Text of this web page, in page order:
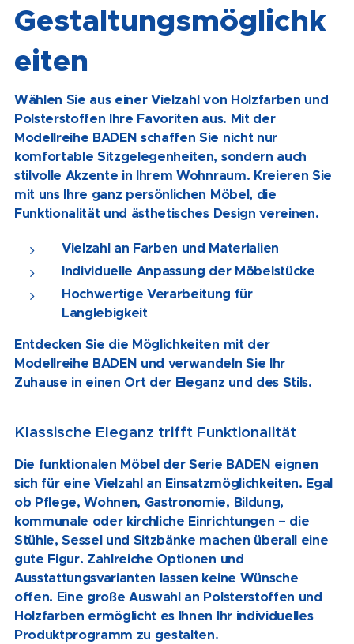
Gestaltungsmöglichk
eiten
Wählen Sie aus einer Vielzahl von Holzfarben und
Polsterstoffen Ihre Favoriten aus. Mit der
Modellreihe BADEN schaffen Sie nicht nur
komfortable Sitzgelegenheiten, sondern auch
stilvolle Akzente in Ihrem Wohnraum. Kreieren Sie
mit uns Ihre ganz persönlichen Möbel, die
Funktionalität und ästhetisches Design vereinen.
Vielzahl an Farben und Materialien
Individuelle Anpassung der Möbelstücke
Hochwertige Verarbeitung für
Langlebigkeit
Entdecken Sie die Möglichkeiten mit der
Modellreihe BADEN und verwandeln Sie Ihr
Zuhause in einen Ort der Eleganz und des Stils.
Klassische Eleganz trifft Funktionalität
Die funktionalen Möbel der Serie BADEN eignen
sich für eine Vielzahl an Einsatzmöglichkeiten. Egal
ob Pflege, Wohnen, Gastronomie, Bildung,
kommunale oder kirchliche Einrichtungen – die
Stühle, Sessel und Sitzbänke machen überall eine
gute Figur. Zahlreiche Optionen und
Ausstattungsvarianten lassen keine Wünsche
offen. Eine große Auswahl an Polsterstoffen und
Holzfarben ermöglicht es Ihnen Ihr individuelles
Produktprogramm zu gestalten.